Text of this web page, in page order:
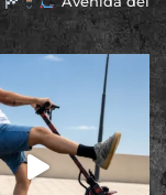
Las
opciones
se
elegir
en
la
página